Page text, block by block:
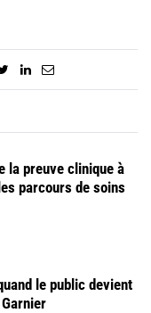
la preuve clinique à
parcours de soins
le public devient